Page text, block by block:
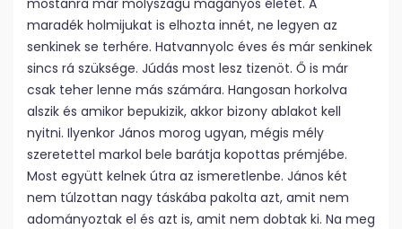
mostanra már molyszagú magányos életét. A
maradék holmijukat is elhozta innét, ne legyen az
senkinek se terhére. Hatvannyolc éves és már senkinek
sincs rá szüksége. Júdás most lesz tizenöt. Ő is már
csak teher lenne más számára. Hangosan horkolva
alszik és amikor bepukizik, akkor bizony ablakot kell
nyitni. Ilyenkor János morog ugyan, mégis mély
szeretettel markol bele barátja kopottas prémjébe.
Most együtt kelnek útra az ismeretlenbe. János két
nem túlzottan nagy táskába pakolta azt, amit nem
adományoztak el és azt is, amit nem dobtak ki. Na meg